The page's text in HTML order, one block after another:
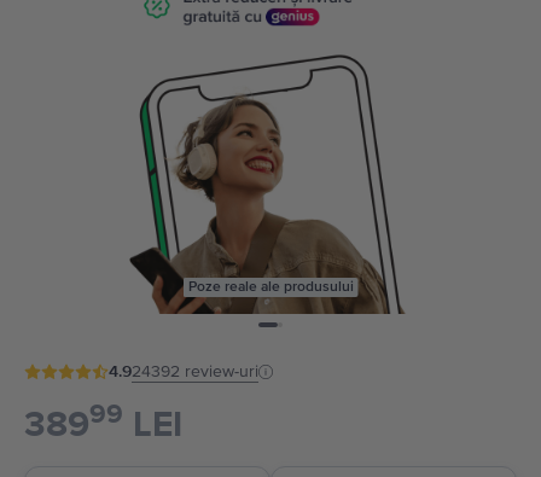
Poze reale ale produsului
4.924392 review-uri
38999 LEI